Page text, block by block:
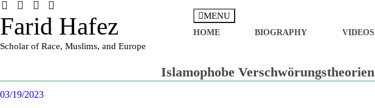
Skip
content
Farid Hafez
Scholar of Race, Muslims, and Europe
MENU
HOME BIOGRAPHY VIDEOS
Islamophobe Verschwörungstheorien
03/19/2023